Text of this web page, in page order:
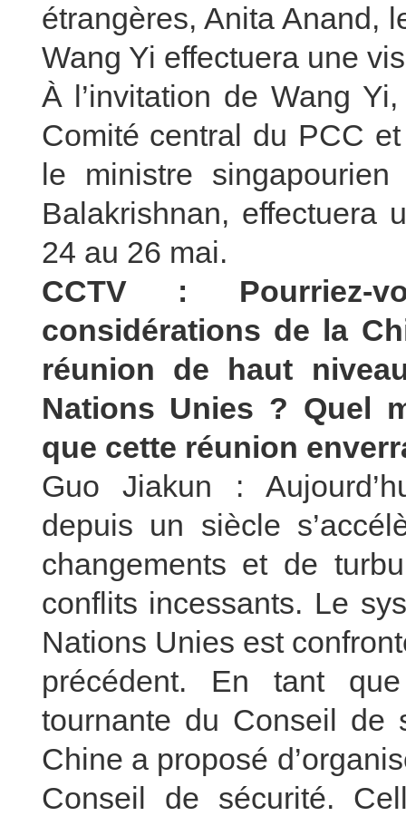
étrangères, Anita Anand,
Wang Yi effectuera une
À l’invitation de Wang
Comité central du PCC
le ministre
Balakrishnan, effectuera
24 au 26 mai.
CCTV : Pourriez-
considérations de la
réunion de haut
Nations Unies ? Quel
que cette réunion
Guo Jiakun :
depuis un siècle
changements et de
conflits incessants. Le
Nations Unies est
précédent. En tant
tournante du Conseil
Chine a proposé
Conseil de sécurité.